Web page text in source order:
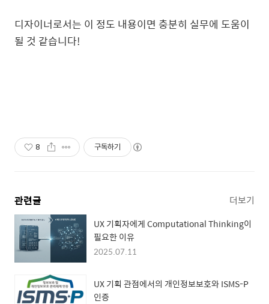
디자이너로서는 이 정도 내용이면 충분히 실무에 도움이
될 것 같습니다!
8 구독하기
관련글 더보기
UX 기획자에게 Computational Thinking이
필요한 이유
2025.07.11
UX 기획 관점에서의 개인정보보호와 ISMS-P
인증